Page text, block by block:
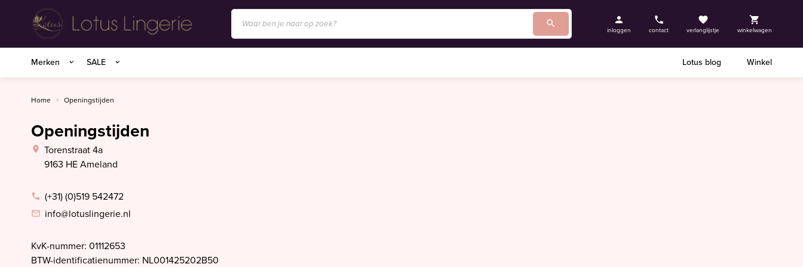
inloggen contact verlanglijstje winkelwagen
Merken SALE Lotus blog Winkel
Anita/Rosa Faia
BIRDLAND sokken
Charlie Choe
Marie Jo
Marie Jo Swim
Superfine organics
Oroblu
Home Openingstijden
Openingstijden
Torenstraat 4a
9163 HE Ameland
(+31) (0)519 542472
info@lotuslingerie.nl
KvK-nummer: 01112653
BTW-identificatienummer: NL001425202B50